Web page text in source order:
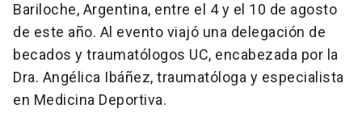
Bariloche, Argentina, entre el 4 y el 10 de agosto
de este año. Al evento viajó una delegación de
becados y traumatólogos UC, encabezada por la
Dra. Angélica Ibáñez, traumatóloga y especialista
en Medicina Deportiva.